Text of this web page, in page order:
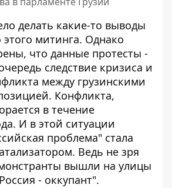
делать какие-то выводы
этого митинга. Однако
что данные протесты -
следствие кризиса и
между грузинскими
Конфликта,
в течение
И в этой ситуации
проблема" стала
Ведь не зря
вышли на улицы
- оккупант".